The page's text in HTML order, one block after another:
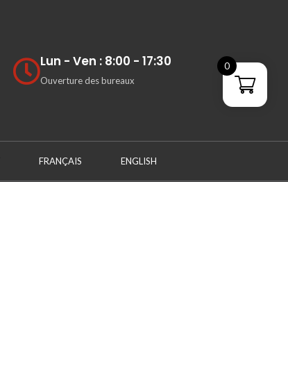
Lun - Ven : 8:00 - 17:30
Ouverture des bureaux
FRANÇAIS ENGLISH
0